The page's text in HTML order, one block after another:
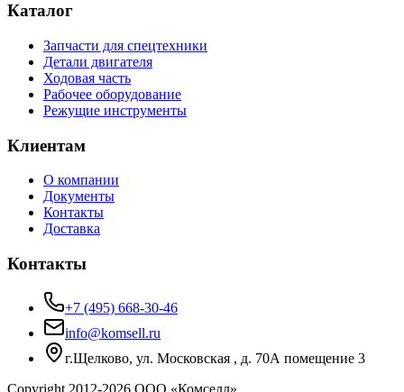
Каталог
Запчасти для спецтехники
Детали двигателя
Ходовая часть
Рабочее оборудование
Режущие инструменты
Клиентам
О компании
Документы
Контакты
Доставка
Контакты
+7 (495) 668-30-46
info@komsell.ru
г.Щелково, ул. Московская , д. 70А помещение 3
Copyright 2012-2026 ООО «Комселл»